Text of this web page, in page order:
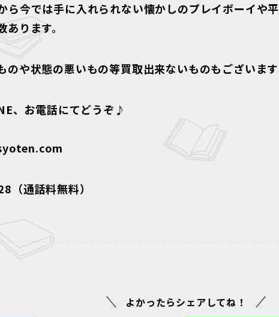
ら今では手に入れられない懐かしのプレイボーイや
ります。
のや状態の悪いもの等買取出来ないものもございます
、お電話にてどうぞ♪
通話料無料）
よかったらシェアしてね！